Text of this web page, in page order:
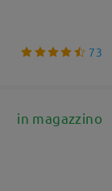
73
in magazzino